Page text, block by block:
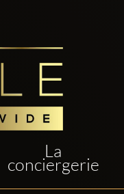
La
conciergerie